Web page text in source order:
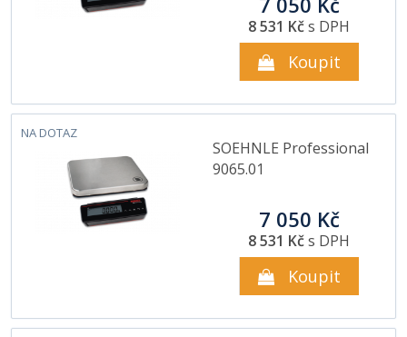
8 531 Kčs DPH
Koupit
NA DOTAZ
SOEHNLE Professional
9065.01
7 050 Kč
8 531 Kčs DPH
Koupit